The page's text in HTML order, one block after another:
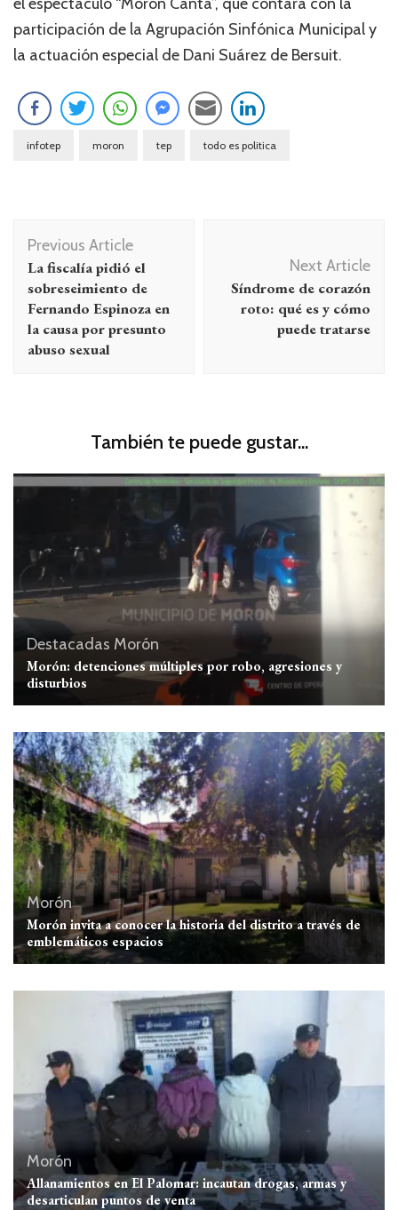
participación de la Agrupación Sinfónica Municipal y
la actuación especial de Dani Suárez de Bersuit.
infotep moron tep todo es politica
Navegación
de
entradas
Previous Article
La fiscalía pidió el
sobreseimiento de
Fernando Espinoza en
la causa por presunto
abuso sexual
Next Article
Síndrome de corazón
roto: qué es y cómo
puede tratarse
También te puede gustar...
Destacadas Morón
Morón: detenciones múltiples por robo, agresiones y
disturbios
Morón
Morón invita a conocer la historia del distrito a través de
emblemáticos espacios
Morón
Allanamientos en El Palomar: incautan drogas, armas y
desarticulan puntos de venta